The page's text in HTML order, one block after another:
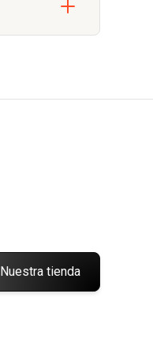
Nuestra tienda